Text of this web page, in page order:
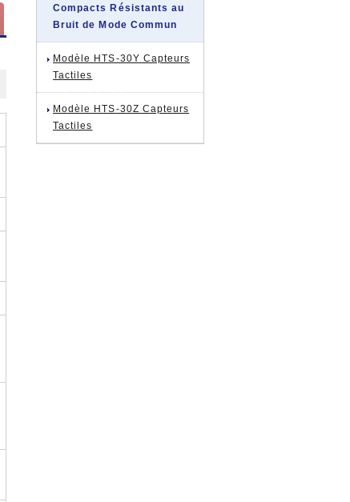
Compacts Résistants au
Bruit de Mode Commun
Modèle HTS-30Y Capteurs
Tactiles
Modèle HTS-30Z Capteurs
Tactiles